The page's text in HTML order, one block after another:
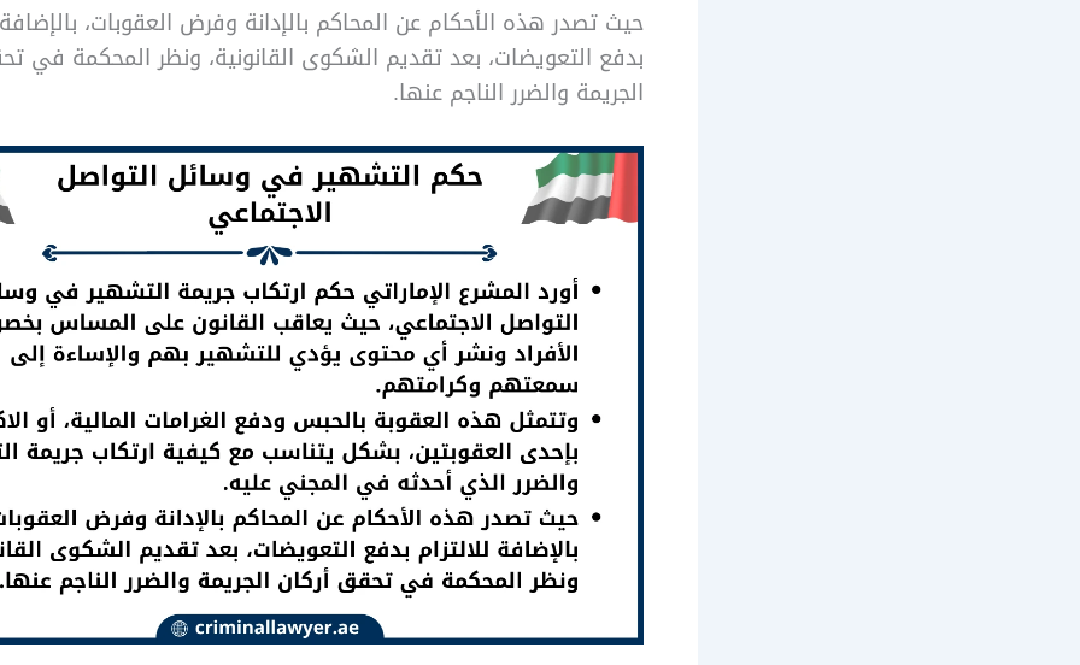
حيث تصدر هذه الأحكام عن المحاكم بالإدانة وفرض العقوبات، بالإضافة
بدفع التعويضات، بعد تقديم الشكوى القانونية، ونظر المحكمة في
الجريمة والضرر الناجم عنها.